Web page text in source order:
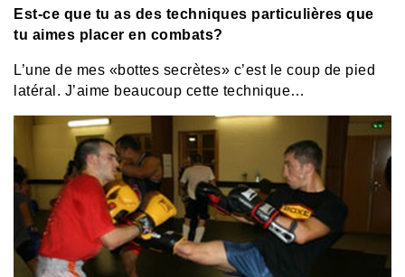
Est-ce que tu as des techniques particulières que
tu aimes placer en combats?
L’une de mes «bottes secrètes» c’est le coup de pied
latéral. J’aime beaucoup cette technique…